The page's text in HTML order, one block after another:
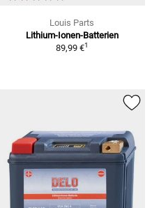
Louis Parts
Lithium-Ionen-Batterien
89,99 €1